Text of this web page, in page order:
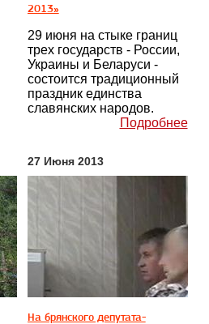
2013»
29 июня на стыке границ
трех государств - России,
Украины и Беларуси -
состоится традиционный
праздник единства
славянских народов.
Подробнее
27 Июня 2013
На брянского депутата-